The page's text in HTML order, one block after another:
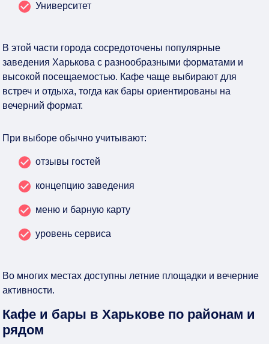
Университет
В этой части города сосредоточены популярные
заведения Харькова с разнообразными форматами и
высокой посещаемостью. Кафе чаще выбирают для
встреч и отдыха, тогда как бары ориентированы на
вечерний формат.
При выборе обычно учитывают:
отзывы гостей
концепцию заведения
меню и барную карту
уровень сервиса
Во многих местах доступны летние площадки и вечерние
активности.
Кафе и бары в Харькове по районам и
рядом